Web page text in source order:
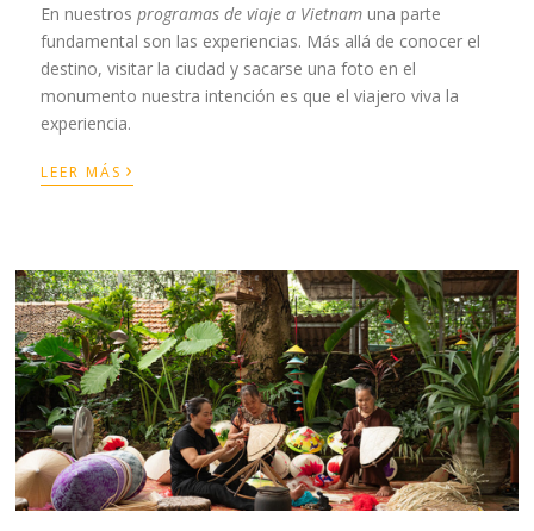
En nuestros programas de viaje a Vietnam una parte
fundamental son las experiencias. Más allá de conocer el
destino, visitar la ciudad y sacarse una foto en el
monumento nuestra intención es que el viajero viva la
experiencia.
LEER MÁS ›